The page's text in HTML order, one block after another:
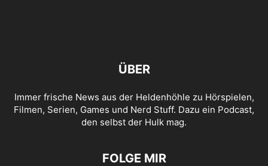
ÜBER
Immer frische News aus der Heldenhöhle zu Hörspielen,
Filmen, Serien, Games und Nerd Stuff. Dazu ein Podcast,
den selbst der Hulk mag.
FOLGE MIR